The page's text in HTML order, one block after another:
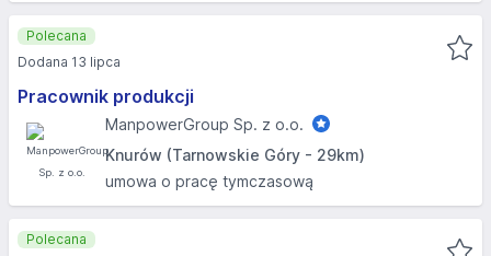
Pracownik produkcji
ManpowerGroup Sp. z o.o.
Knurów (Tarnowskie Góry - 29km)
umowa o pracę tymczasową
Polecana
Dodana 13 lipca
Polecana